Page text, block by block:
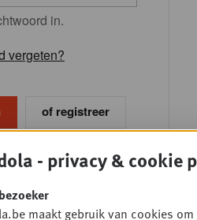
in.
vergeten?
of registreer
- privacy & cookie
maakt gebruik van cookies